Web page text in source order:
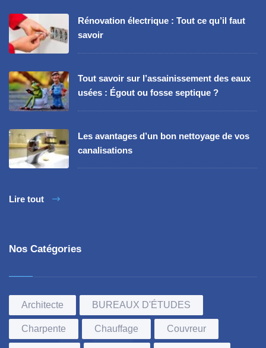
Rénovation électrique : Tout ce qu’il faut
savoir
Tout savoir sur l’assainissement des eaux
usées : Égout ou fosse septique ?
Les avantages d’un bon nettoyage de vos
canalisations
Lire tout
Nos Catégories
Architecte BUREAUX D'ÉTUDES
Charpente Chauffage Couvreur